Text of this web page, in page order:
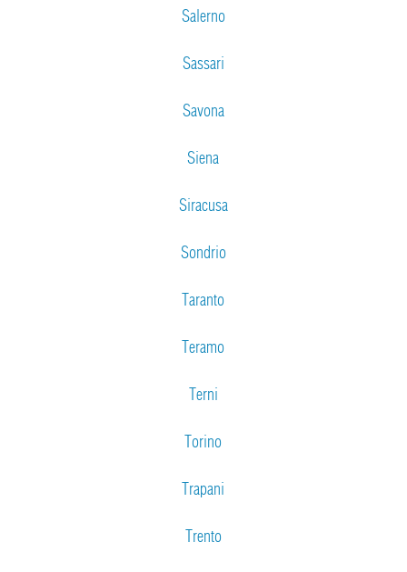
Salerno
Sassari
Savona
Siena
Siracusa
Sondrio
Taranto
Teramo
Terni
Torino
Trapani
Trento